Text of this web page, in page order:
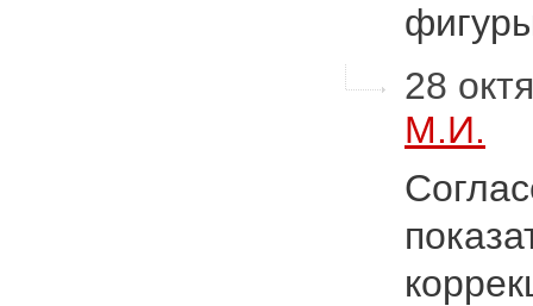
28
М.И.